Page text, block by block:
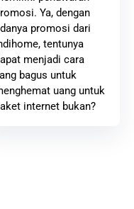
Ya, dengan
promosi dari
tentunya
menjadi cara
bagus untuk
uang untuk
internet bukan?